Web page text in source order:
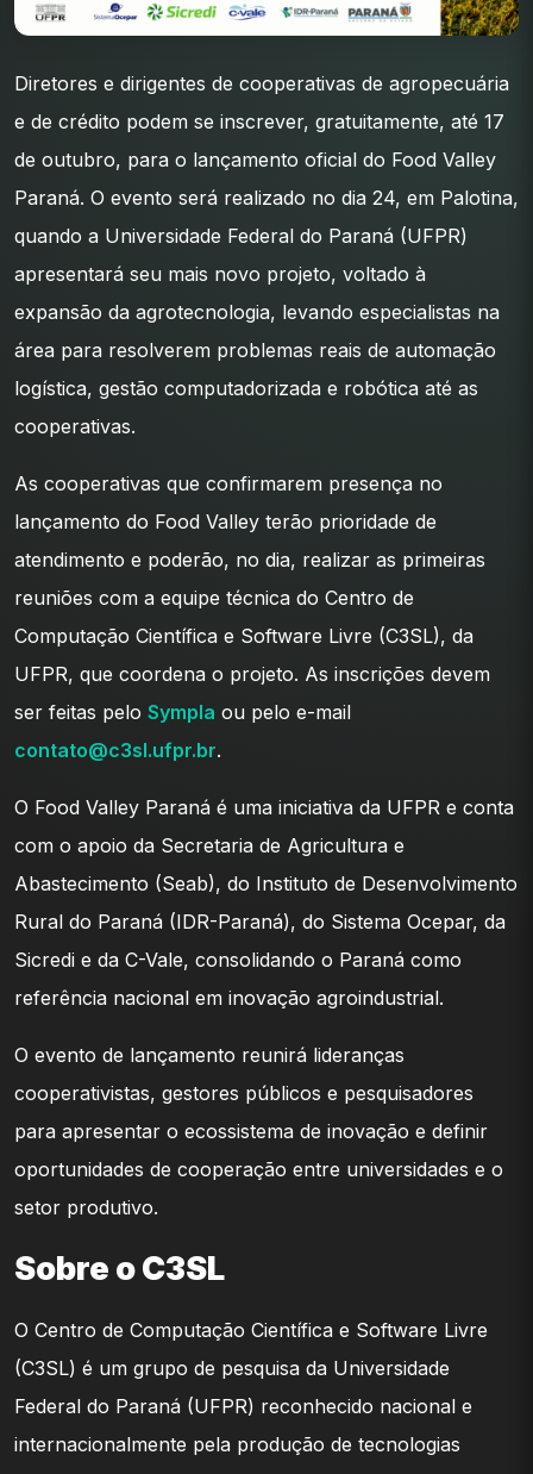
Diretores e dirigentes de cooperativas de agropecuária
e de crédito podem se inscrever, gratuitamente, até 17
de outubro, para o lançamento oficial do Food Valley
Paraná. O evento será realizado no dia 24, em Palotina,
quando a Universidade Federal do Paraná (UFPR)
apresentará seu mais novo projeto, voltado à
expansão da agrotecnologia, levando especialistas na
área para resolverem problemas reais de automação
logística, gestão computadorizada e robótica até as
cooperativas.
As cooperativas que confirmarem presença no
lançamento do Food Valley terão prioridade de
atendimento e poderão, no dia, realizar as primeiras
reuniões com a equipe técnica do Centro de
Computação Científica e Software Livre (C3SL), da
UFPR, que coordena o projeto. As inscrições devem
ser feitas pelo Sympla ou pelo e-mail
contato@c3sl.ufpr.br.
O Food Valley Paraná é uma iniciativa da UFPR e conta
com o apoio da Secretaria de Agricultura e
Abastecimento (Seab), do Instituto de Desenvolvimento
Rural do Paraná (IDR-Paraná), do Sistema Ocepar, da
Sicredi e da C-Vale, consolidando o Paraná como
referência nacional em inovação agroindustrial.
O evento de lançamento reunirá lideranças
cooperativistas, gestores públicos e pesquisadores
para apresentar o ecossistema de inovação e definir
oportunidades de cooperação entre universidades e o
setor produtivo.
Sobre o C3SL
O Centro de Computação Científica e Software Livre
(C3SL) é um grupo de pesquisa da Universidade
Federal do Paraná (UFPR) reconhecido nacional e
internacionalmente pela produção de tecnologias